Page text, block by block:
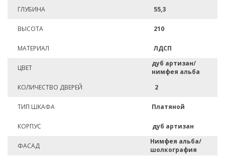
ГЛУБИНА 55,3
ВЫСОТА 210
МАТЕРИАЛ ЛДСП
ЦВЕТ
дуб артизан/
нимфея альба
КОЛИЧЕСТВО ДВЕРЕЙ
2
ТИП ШКАФА Платяной
КОРПУС дуб артизан
ФАСАД
Нимфея альба/
шолкография